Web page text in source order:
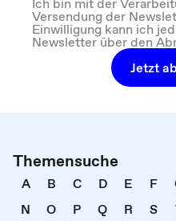
Versendung der
Einwilligung kann ich
Newsletter über den
Jetzt
Themensuche
A B C D E F
N
O P Q R S